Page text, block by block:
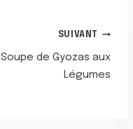
SUIVANT
Soupe de Gyozas aux
Légumes